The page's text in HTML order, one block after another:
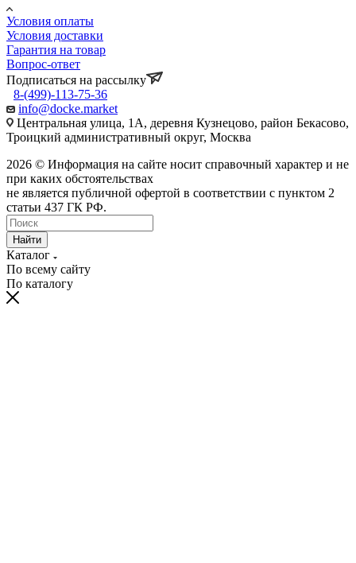
Условия оплаты
Условия доставки
Гарантия на товар
Вопрос-ответ
Подписаться на рассылку
8-(499)-113-75-36
info@docke.market
Центральная улица, 1А, деревня Кузнецово, район Бекасово,
Троицкий административный округ, Москва
2026 © Информация на сайте носит справочный характер и не
при каких обстоятельствах
не является публичной офертой в соответствии с пунктом 2
статьи 437 ГК РФ.
Найти
Каталог
По всему сайту
По каталогу